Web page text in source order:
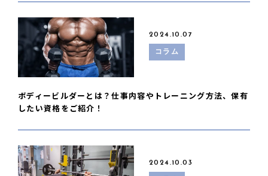
2024.10.07
コラム
ボディービルダーとは？仕事内容やトレーニング方法、保有
したい資格をご紹介！
2024.10.03